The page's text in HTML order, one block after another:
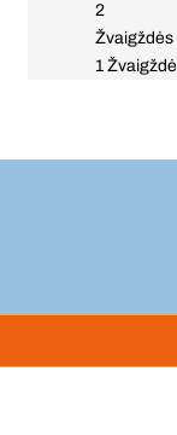
2
Žvaigždės
1 Žvaigždė